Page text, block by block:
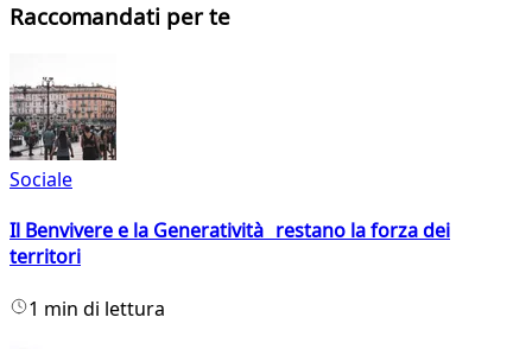
Raccomandati per te
Sociale
Il Benvivere e la Generatività restano la forza dei
territori
1 min di lettura